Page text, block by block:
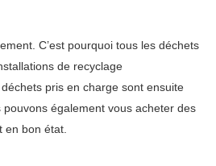
C’est pourquoi tous les déchets
de recyclage
pris en charge sont ensuite
également vous acheter des
en bon état.